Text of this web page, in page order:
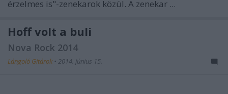
érzelmes is"-zenekarok közül. A zenekar ...
Hoff volt a buli
Nova Rock 2014
Lángoló Gitárok • 2014. június 15.